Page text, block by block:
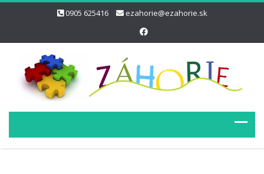
0905 625416 ezahorie@ezahorie.sk